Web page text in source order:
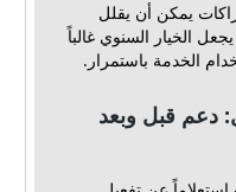
يمكن أن يقلل
الخيار السنوي غالباً
الخدمة باستمرار.
دعم قبل وبعد